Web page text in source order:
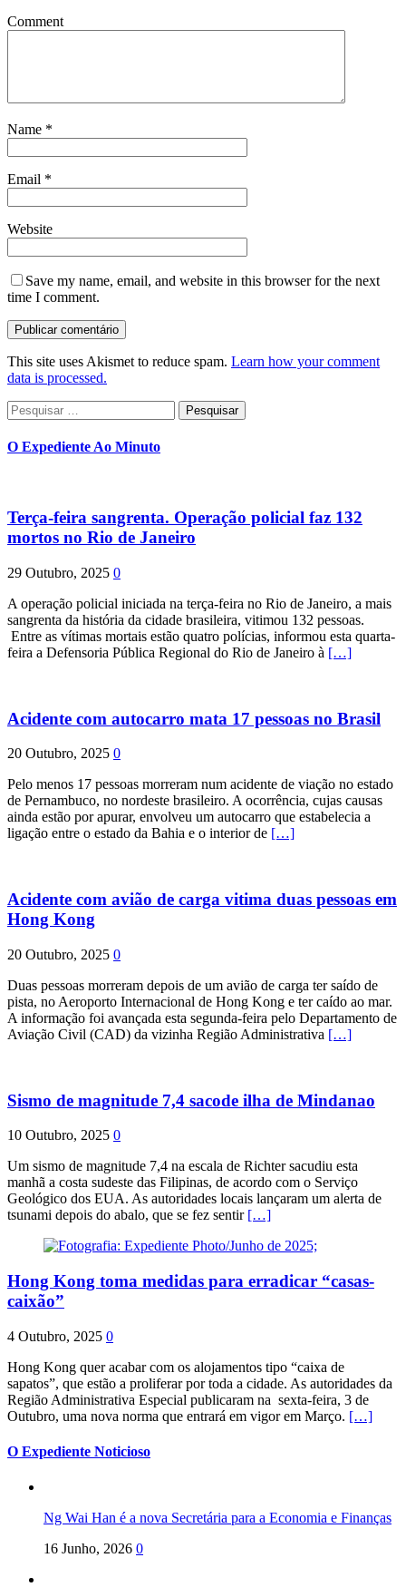
Comment
Name *
Email *
Website
Save my name, email, and website in this browser for the next
time I comment.
This site uses Akismet to reduce spam. Learn how your comment
data is processed.
Pesquisar
por:
O Expediente Ao Minuto
Terça-feira sangrenta. Operação policial faz 132
mortos no Rio de Janeiro
29 Outubro, 2025 0
A operação policial iniciada na terça-feira no Rio de Janeiro, a mais
sangrenta da história da cidade brasileira, vitimou 132 pessoas.
Entre as vítimas mortais estão quatro polícias, informou esta quarta-
feira a Defensoria Pública Regional do Rio de Janeiro à […]
Acidente com autocarro mata 17 pessoas no Brasil
20 Outubro, 2025 0
Pelo menos 17 pessoas morreram num acidente de viação no estado
de Pernambuco, no nordeste brasileiro. A ocorrência, cujas causas
ainda estão por apurar, envolveu um autocarro que estabelecia a
ligação entre o estado da Bahia e o interior de […]
Acidente com avião de carga vitima duas pessoas em
Hong Kong
20 Outubro, 2025 0
Duas pessoas morreram depois de um avião de carga ter saído de
pista, no Aeroporto Internacional de Hong Kong e ter caído ao mar.
A informação foi avançada esta segunda-feira pelo Departamento de
Aviação Civil (CAD) da vizinha Região Administrativa […]
Sismo de magnitude 7,4 sacode ilha de Mindanao
10 Outubro, 2025 0
Um sismo de magnitude 7,4 na escala de Richter sacudiu esta
manhã a costa sudeste das Filipinas, de acordo com o Serviço
Geológico dos EUA. As autoridades locais lançaram um alerta de
tsunami depois do abalo, que se fez sentir […]
Hong Kong toma medidas para erradicar “casas-
caixão”
4 Outubro, 2025 0
Hong Kong quer acabar com os alojamentos tipo “caixa de
sapatos”, que estão a proliferar por toda a cidade. As autoridades da
Região Administrativa Especial publicaram na sexta-feira, 3 de
Outubro, uma nova norma que entrará em vigor em Março. […]
O Expediente Noticioso
Ng Wai Han é a nova Secretária para a Economia e Finanças
16 Junho, 2026 0